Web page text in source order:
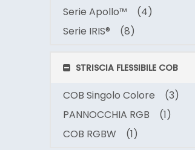
Serie Apollo™
(4)
Serie IRIS®
(8)
STRISCIA FLESSIBILE COB
COB Singolo Colore
(3)
PANNOCCHIA RGB
(1)
COB RGBW
(1)